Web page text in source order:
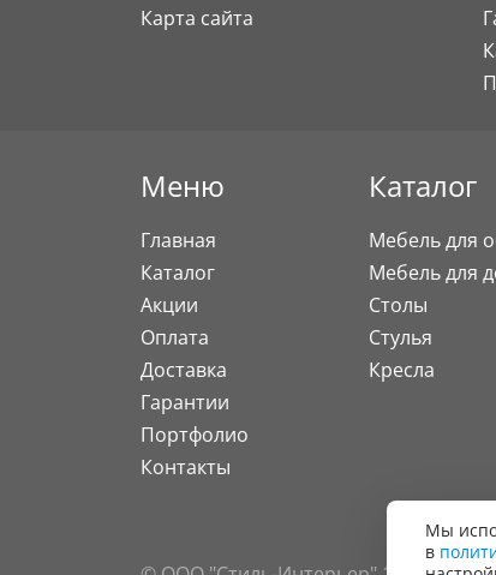
Карта сайта
Меню
Главная
Каталог
Акции
Оплата
Доставка
Гарантии
Портфолио
Контакты
Каталог
Мебель для
Мебель для
Столы
Стулья
Кресла
Мы
в